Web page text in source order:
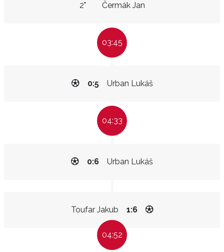
Čermák Jan
2"
03:45
Urban Lukáš
0:5
04:33
Urban Lukáš
0:6
Toufar Jakub 1:6
04:52